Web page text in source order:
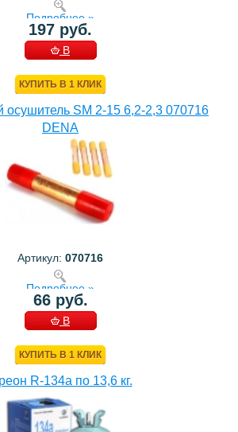
Подробнее »
197 руб.
В
КУПИТЬ В 1 КЛИК
осушитель SM 2-15 6,2-2,3 070716
DENA
Артикул: 070716
Подробнее »
66 руб.
В
КУПИТЬ В 1 КЛИК
R-134a по 13,6 кг.